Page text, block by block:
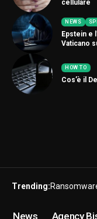
cellulare
NEWS
Epstein e
Vaticano
HOW TO
Cos’è il
Trending:
News Agency